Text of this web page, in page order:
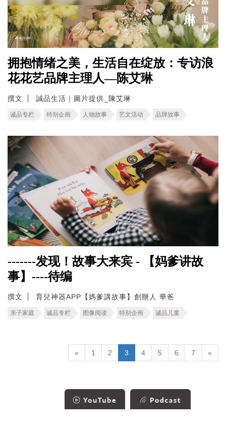
拥抱情绪之美，生活自在绽放：专访浪
花花艺品牌主理人—陈艾琳
撰文 誠品生活｜圖片提供_陳艾琳
诚品专栏 特别企画 人物故事 艺文活动 品牌故事
-------发现！故事大来宾 - 【妈爹讲故
事】----待编
撰文 育兒神器APP【媽爹講故事】創辦人 華爸
亲子家庭 诚品专栏 图像阅读 特别企画 诚品儿童
« 1 2 3 4 5 6 7 »